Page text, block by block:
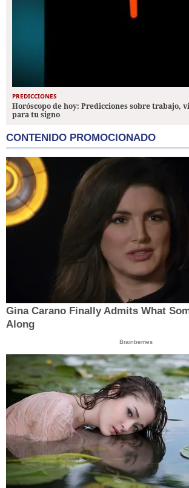
PREDICCIONES
Horóscopo de hoy: Predicciones sobre trabajo,
para tu signo
CONTENIDO PROMOCIONADO
Gina Carano Finally Admits What
Along
Brainberries